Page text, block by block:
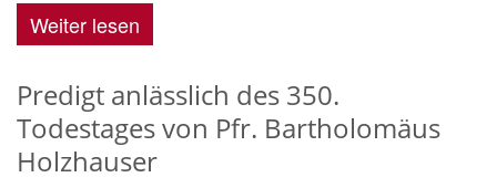
Weiter lesen
Predigt anlässlich des 350.
Todestages von Pfr. Bartholomäus
Holzhauser